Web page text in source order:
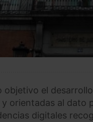
objetivo el
orientadas al dato
digitales